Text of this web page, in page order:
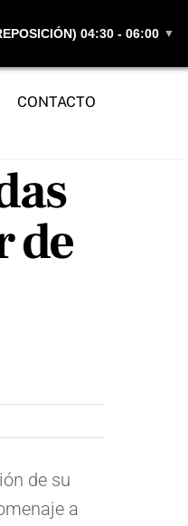
04:30 - 06:00 ▼
CONTACTO
de
de su
a